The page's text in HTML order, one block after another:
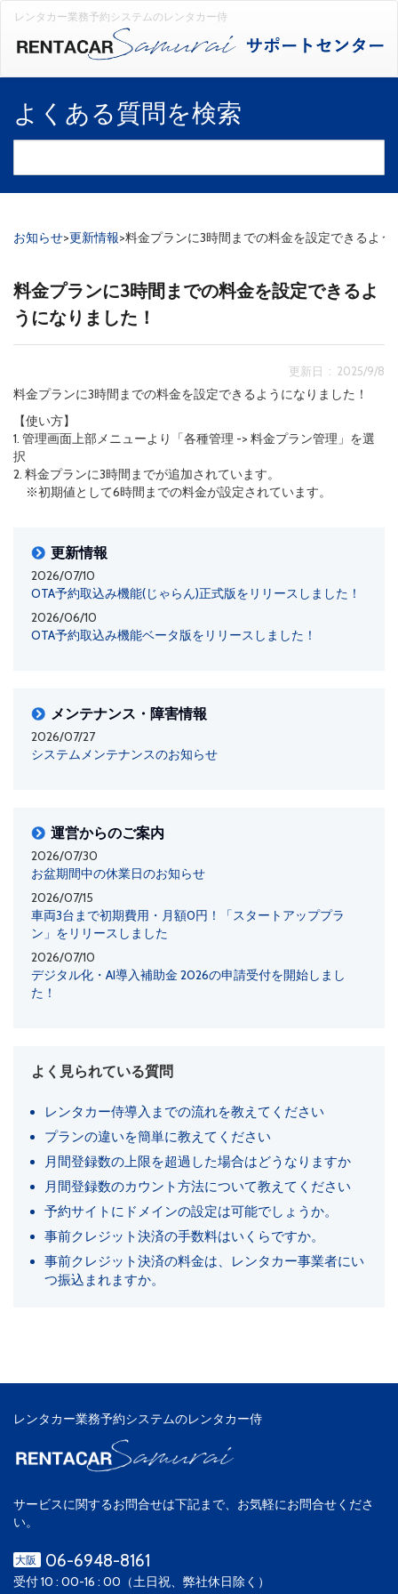
レンタカー業務予約システムのレンタカー侍
よくある質問を検索
お知らせ>更新情報>料金プランに3時間までの料金を設定できるよう
料金プランに3時間までの料金を設定できるよ
うになりました！
更新日 : 2025/9/8
料金プランに3時間までの料金を設定できるようになりました！
【使い方】
1. 管理画面上部メニューより「各種管理 -> 料金プラン管理」を選
択
2. 料金プランに3時間までが追加されています。
※初期値として6時間までの料金が設定されています。
更新情報
2026/07/10
OTA予約取込み機能(じゃらん)正式版をリリースしました！
2026/06/10
OTA予約取込み機能ベータ版をリリースしました！
メンテナンス・障害情報
2026/07/27
システムメンテナンスのお知らせ
運営からのご案内
2026/07/30
お盆期間中の休業日のお知らせ
2026/07/15
車両3台まで初期費用・月額0円！「スタートアッププラ
ン」をリリースしました
2026/07/10
デジタル化・AI導入補助金 2026の申請受付を開始しまし
た！
よく見られている質問
レンタカー侍導入までの流れを教えてください
プランの違いを簡単に教えてください
月間登録数の上限を超過した場合はどうなりますか
月間登録数のカウント方法について教えてください
予約サイトにドメインの設定は可能でしょうか。
事前クレジット決済の手数料はいくらですか。
事前クレジット決済の料金は、レンタカー事業者にい
つ振込まれますか。
レンタカー業務予約システムのレンタカー侍
サービスに関するお問合せは下記まで、お気軽にお問合せくださ
い。
大阪 06-6948-8161
受付 10 : 00-16 : 00（土日祝、弊社休日除く）